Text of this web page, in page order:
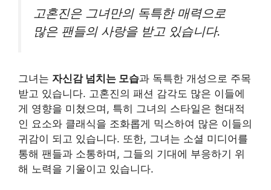
고혼진은 그녀만의 독특한 매력으로
많은 팬들의 사랑을 받고 있습니다.
그녀는 자신감 넘치는 모습과 독특한 개성으로 주목
받고 있습니다. 고혼진의 패션 감각도 많은 이들에
게 영향을 미쳤으며, 특히 그녀의 스타일은 현대적
인 요소와 클래식을 조화롭게 믹스하여 많은 이들의
귀감이 되고 있습니다. 또한, 그녀는 소셜 미디어를
통해 팬들과 소통하며, 그들의 기대에 부응하기 위
해 노력을 기울이고 있습니다.